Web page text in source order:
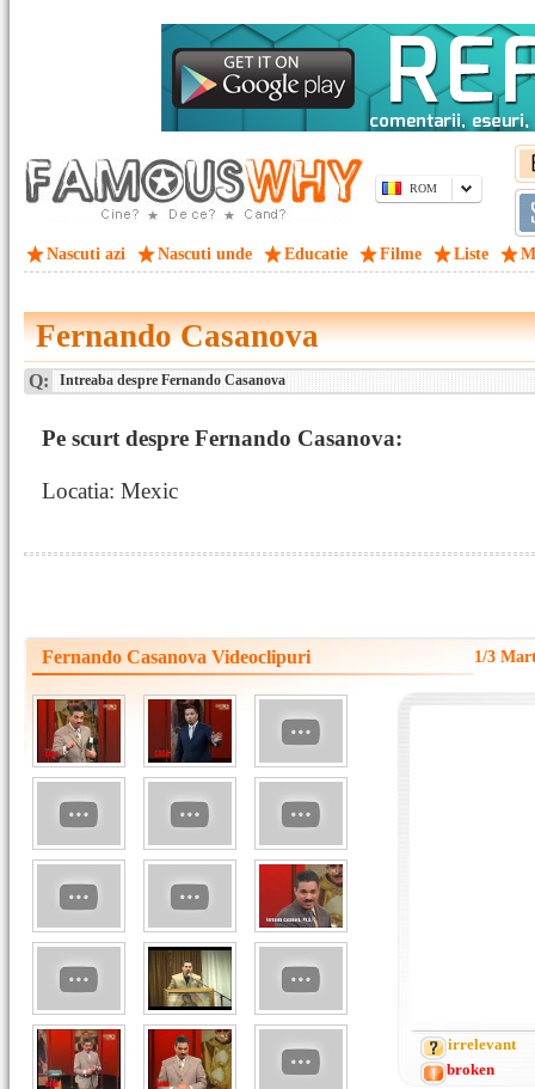
ROM
Nascuti azi Nascuti unde Educatie Filme Liste
Fernando Casanova
Q: Intreaba despre Fernando Casanova
Pe scurt despre Fernando Casanova:
Locatia: Mexic
Fernando Casanova Videoclipuri 1/3
irrelevant
broken